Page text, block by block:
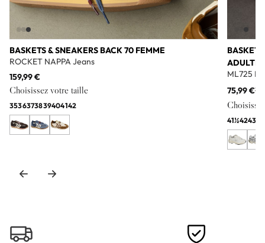
BASKETS & SNEAKERS BACK 70 FEMME
ROCKET NAPPA Jeans
159,99 €
Choisissez votre taille
3536373839404142
ADULTE
ML725
75,99 €
41½4243